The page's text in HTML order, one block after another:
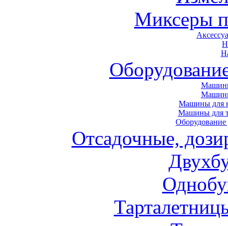
Миксеры
Машины для
Машины для
Отсадочные,